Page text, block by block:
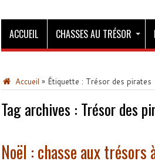
ACCUEIL CHASSES AU TRÉSOR
Accueil » Étiquette : Trésor des pirates
Tag archives : Trésor des
Noël : chasse aux trésors